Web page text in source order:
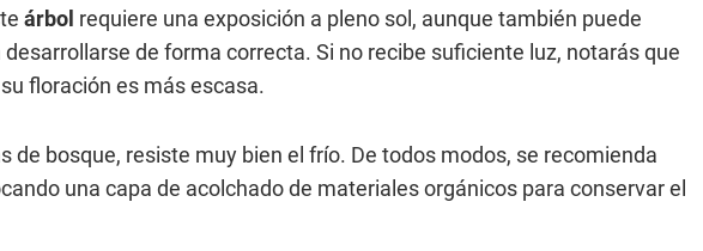
árbol requiere una exposición a pleno sol, aunque también puede
de forma correcta. Si no recibe suficiente luz, notarás que
floración es más escasa.
de bosque, resiste muy bien el frío. De todos modos, se recomienda
una capa de acolchado de materiales orgánicos para conservar el